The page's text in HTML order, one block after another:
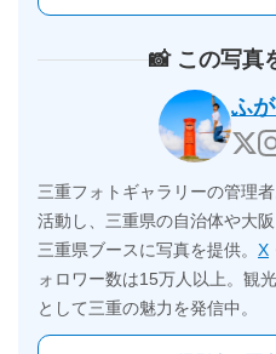
📸 この写真
ふ
三重フォトギャラリーの管理
活動し、三重県の自治体や大
三重県ブースに写真を提供。 X
ォロワー数は15万人以上。観
として三重の魅力を発信中。